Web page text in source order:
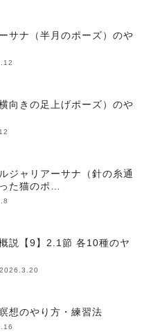
サナ（半月のポーズ）のや
向きの足上げポーズ）のや
ジャリアーサナ（針の糸通
た猫のポ…
説【9】2.1節 各10種のヤ
想のやり方・練習法